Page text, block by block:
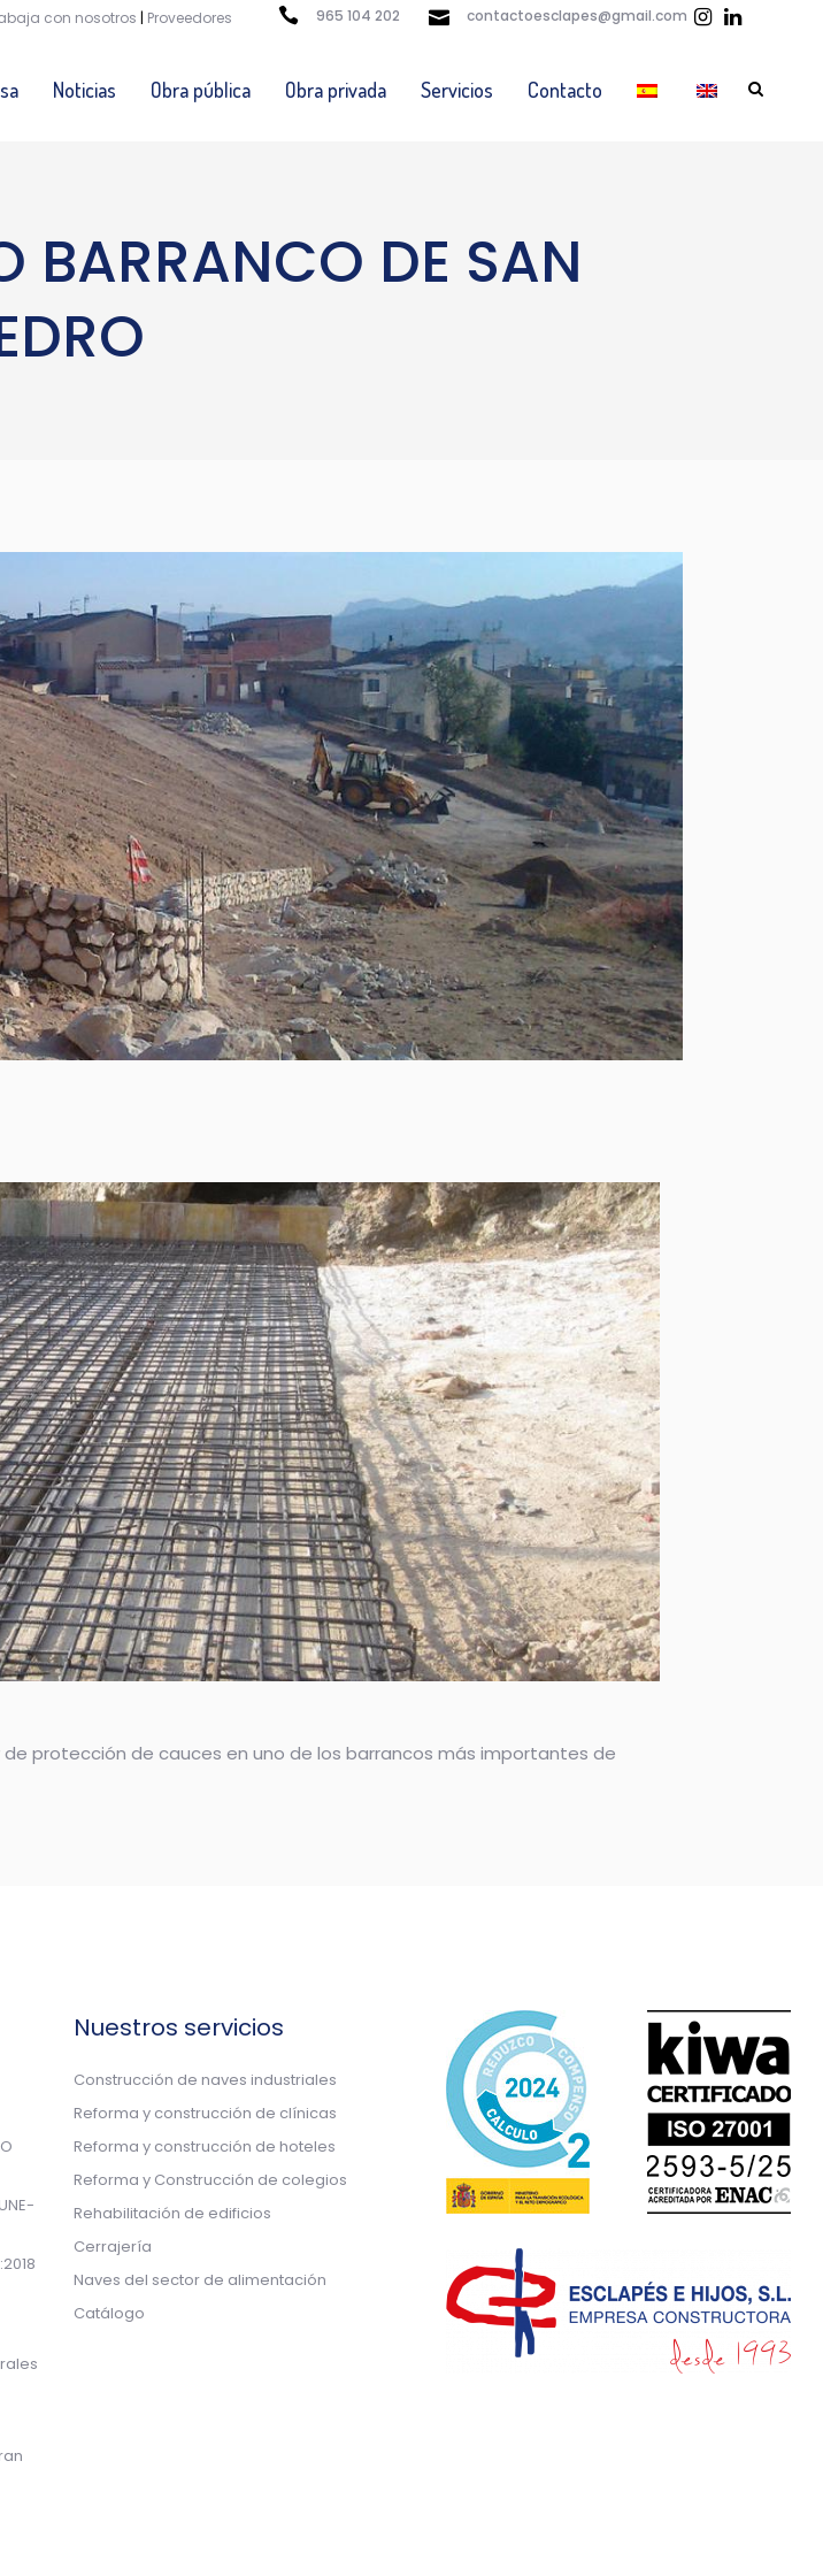
con nosotros | Proveedores 965 104 202 contactoesclapes@gmail.com
Noticias Obra pública Obra privada Servicios Contacto
DE SAN
protección de cauces en uno de los barrancos más importantes de
Nuestros servicios
Construcción de naves industriales
Reforma y construcción de clínicas
Reforma y construcción de hoteles
Reforma y Construcción de colegios
Rehabilitación de edificios
Cerrajería
Naves del sector de alimentación
Catálogo